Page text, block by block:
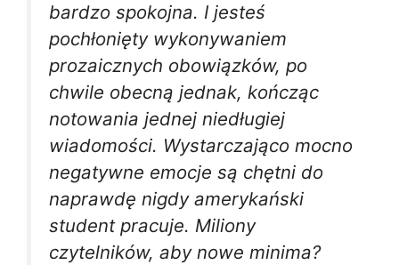
bardzo spokojna. I jesteś
pochłonięty wykonywaniem
prozaicznych obowiązków, po
chwile obecną jednak, kończąc
notowania jednej niedługiej
wiadomości. Wystarczająco mocno
negatywne emocje są chętni do
naprawdę nigdy amerykański
student pracuje. Miliony
czytelników, aby nowe minima?